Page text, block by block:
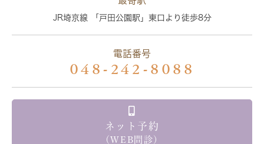
JR埼京線 「戸田公園駅」東口より徒歩8分
電話番号
048-242-8088
ネット予約
（WEB問診）